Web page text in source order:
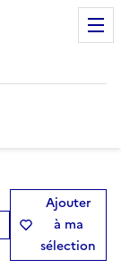
Ajouter
à ma
sélection